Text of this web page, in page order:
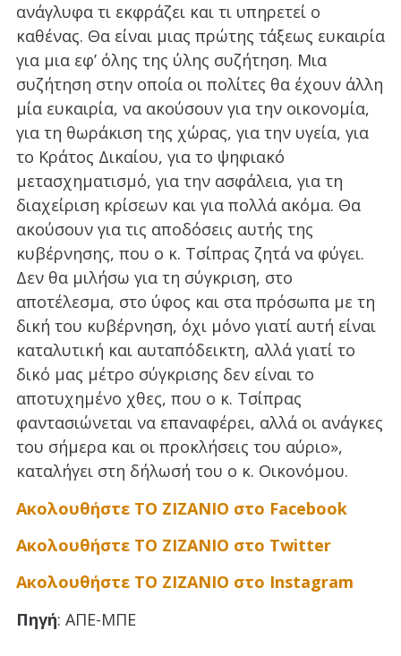
ανάγλυφα τι εκφράζει και τι υπηρετεί ο
καθένας. Θα είναι μιας πρώτης τάξεως ευκαιρία
για μια εφ’ όλης της ύλης συζήτηση. Μια
συζήτηση στην οποία οι πολίτες θα έχουν άλλη
μία ευκαιρία, να ακούσουν για την οικονομία,
για τη θωράκιση της χώρας, για την υγεία, για
το Κράτος Δικαίου, για το ψηφιακό
μετασχηματισμό, για την ασφάλεια, για τη
διαχείριση κρίσεων και για πολλά ακόμα. Θα
ακούσουν για τις αποδόσεις αυτής της
κυβέρνησης, που ο κ. Τσίπρας ζητά να φύγει.
Δεν θα μιλήσω για τη σύγκριση, στο
αποτέλεσμα, στο ύφος και στα πρόσωπα με τη
δική του κυβέρνηση, όχι μόνο γιατί αυτή είναι
καταλυτική και αυταπόδεικτη, αλλά γιατί το
δικό μας μέτρο σύγκρισης δεν είναι το
αποτυχημένο χθες, που ο κ. Τσίπρας
φαντασιώνεται να επαναφέρει, αλλά οι ανάγκες
του σήμερα και οι προκλήσεις του αύριο»,
καταλήγει στη δήλωσή του ο κ. Οικονόμου.
Ακολουθήστε ΤΟ ΖΙΖΑΝΙΟ στο Facebook
Ακολουθήστε ΤΟ ΖΙΖΑΝΙΟ στο Twitter
Ακολουθήστε ΤΟ ΖΙΖΑΝΙΟ στο Instagram
Πηγή: ΑΠΕ-ΜΠΕ